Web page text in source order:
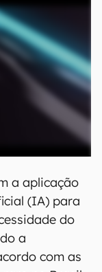
a aplicação
(IA) para
do
a
com as